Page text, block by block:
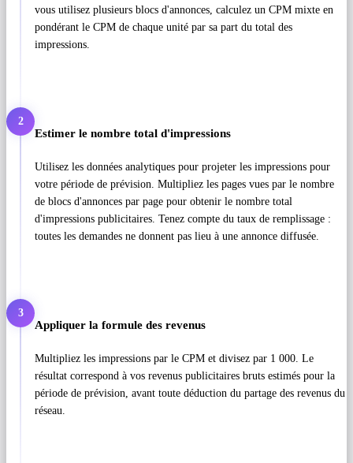
vous utilisez plusieurs blocs d'annonces, calculez un CPM mixte en
pondérant le CPM de chaque unité par sa part du total des
impressions.
2
Estimer le nombre total d'impressions
Utilisez les données analytiques pour projeter les impressions pour
votre période de prévision. Multipliez les pages vues par le nombre
de blocs d'annonces par page pour obtenir le nombre total
d'impressions publicitaires. Tenez compte du taux de remplissage :
toutes les demandes ne donnent pas lieu à une annonce diffusée.
3
Appliquer la formule des revenus
Multipliez les impressions par le CPM et divisez par 1 000. Le
résultat correspond à vos revenus publicitaires bruts estimés pour la
période de prévision, avant toute déduction du partage des revenus du
réseau.